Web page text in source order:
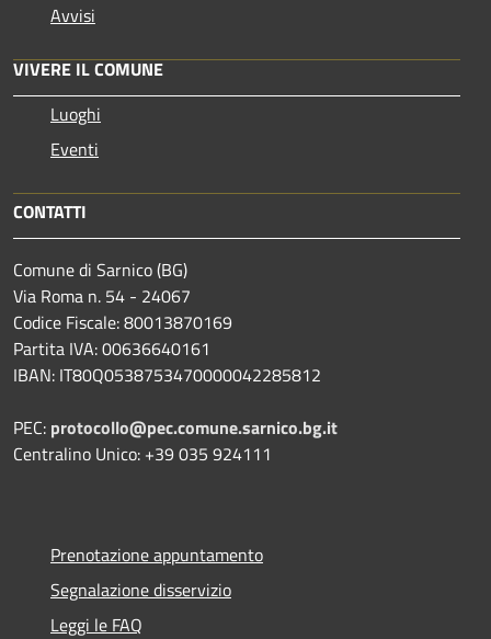
Avvisi
VIVERE IL COMUNE
Luoghi
Eventi
CONTATTI
Comune di Sarnico (BG)
Via Roma n. 54 - 24067
Codice Fiscale: 80013870169
Partita IVA: 00636640161
IBAN: IT80Q0538753470000042285812
PEC: protocollo@pec.comune.sarnico.bg.it
Centralino Unico: +39 035 924111
Prenotazione appuntamento
Segnalazione disservizio
Leggi le FAQ